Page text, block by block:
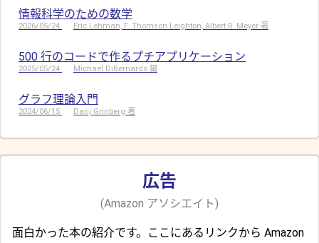
情報科学のための数学
2026/05/24 Eric Lehman, F. Thomson Leighton, Albert R. Meyer 著
500 行のコードで作るプチアプリケーション
2025/05/24 Michael DiBernardo 編
グラフ理論入門
2024/06/15 Darij Grinberg 著
広告
(Amazon アソシエイト)
面白かった本の紹介です。ここにあるリンクから Amazon